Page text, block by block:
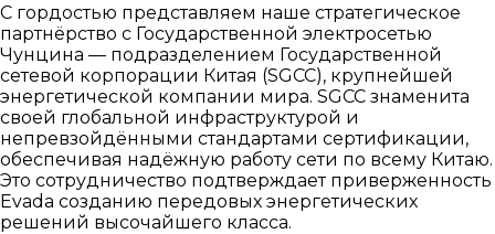
С гордостью представляем наше стратегическое
партнёрство с Государственной электросетью
Чунцина — подразделением Государственной
сетевой корпорации Китая (SGCC), крупнейшей
энергетической компании мира. SGCC знаменита
своей глобальной инфраструктурой и
непревзойдёнными стандартами сертификации,
обеспечивая надёжную работу сети по всему Китаю.
Это сотрудничество подтверждает приверженность
Evada созданию передовых энергетических
решений высочайшего класса.